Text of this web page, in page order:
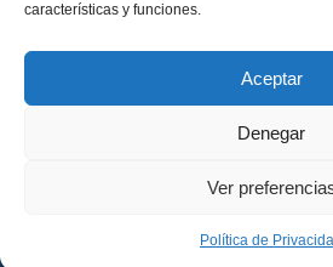
características y funciones.
Aceptar
Denegar
Ver
Política de
Política de Privacidad
Términos y
He leído y acepto la
Solicite un
Solicite un